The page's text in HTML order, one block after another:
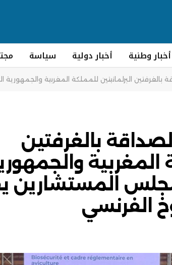
أخبار وطنية أخبار دولية سياسة
البرلمانيتين للمملكة المغربية
بالغرفتين
المغربية
المستشارين
الفرنسي